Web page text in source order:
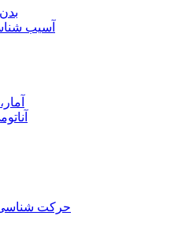
آسیب
حرکت شناسی